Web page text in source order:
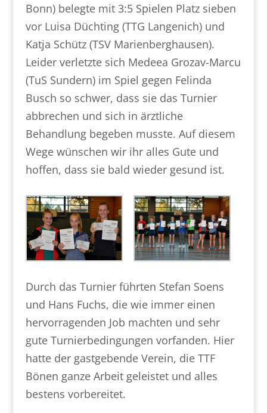
Bonn) belegte mit 3:5 Spielen Platz sieben
vor Luisa Düchting (TTG Langenich) und
Katja Schütz (TSV Marienberghausen).
Leider verletzte sich Medeea Grozav-Marcu
(TuS Sundern) im Spiel gegen Felinda
Busch so schwer, dass sie das Turnier
abbrechen und sich in ärztliche
Behandlung begeben musste. Auf diesem
Wege wünschen wir ihr alles Gute und
hoffen, dass sie bald wieder gesund ist.
Durch das Turnier führten Stefan Soens
und Hans Fuchs, die wie immer einen
hervorragenden Job machten und sehr
gute Turnierbedingungen vorfanden. Hier
hatte der gastgebende Verein, die TTF
Bönen ganze Arbeit geleistet und alles
bestens vorbereitet.